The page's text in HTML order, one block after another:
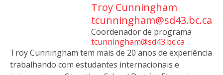
Troy Cunningham
tcunningham@sd43.bc.ca
Coordenador de programa
tcunningham@sd43.bc.ca
Troy Cunningham tem mais de 20 anos de experiência
trabalhando com estudantes internacionais e